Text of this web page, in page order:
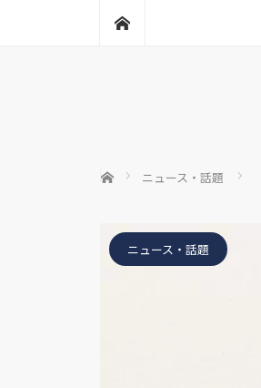
ホーム ニュース・話題
ニュース・話題